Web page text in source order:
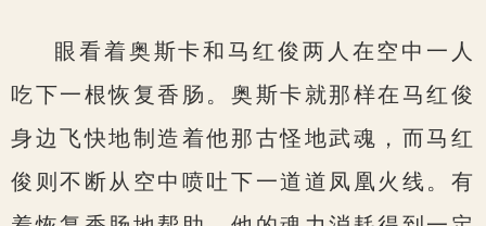
眼看着奥斯卡和马红俊两人在空中一人
吃下一根恢复香肠。奥斯卡就那样在马红俊
身边飞快地制造着他那古怪地武魂，而马红
俊则不断从空中喷吐下一道道凤凰火线。有